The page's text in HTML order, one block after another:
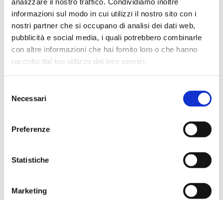
informazioni sul modo in cui utilizzi il nostro sito con i
nostri partner che si occupano di analisi dei dati web,
pubblicità e social media, i quali potrebbero combinarle
con altre informazioni che hai fornito loro o che hanno
raccolto dal tuo utilizzo dei loro servizi.
delNecessari
Preferenze
Statistiche
Marketing
Tappi conici in silicone